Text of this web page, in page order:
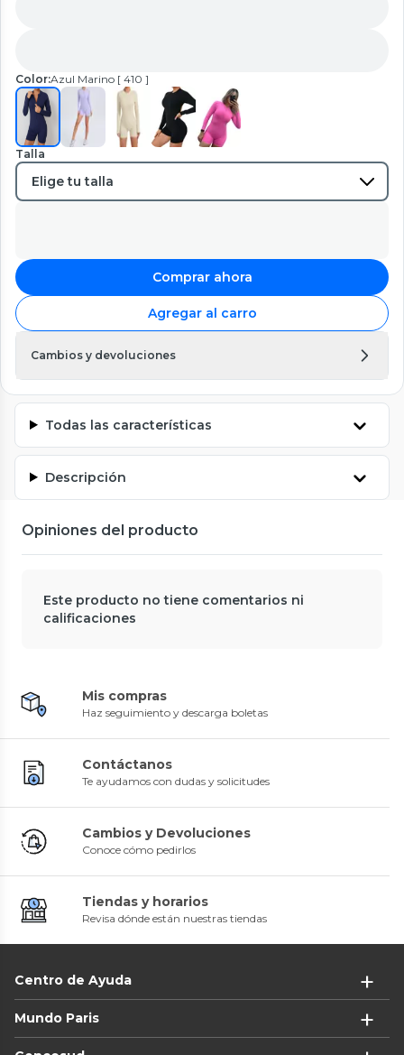
Color:Azul Marino [ 410 ]
Talla
Comprar ahora
Agregar al carro
Cambios y devoluciones
Todas las características
Descripción
Opiniones del producto
Este producto no tiene comentarios ni
calificaciones
Mis compras
Haz seguimiento y descarga boletas
Contáctanos
Te ayudamos con dudas y solicitudes
Cambios y Devoluciones
Conoce cómo pedirlos
Tiendas y horarios
Revisa dónde están nuestras tiendas
Centro de Ayuda
Mundo Paris